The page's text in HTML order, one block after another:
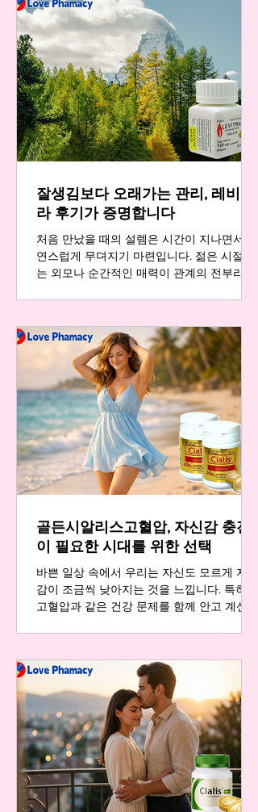
가 들어가면서 느껴지는 예전 같지 않은 활력
저하와 연인과의 관계에서의 작은 변화는, 사
실 우리 몸이 보내는 중요한 신호입니다. 오
늘은 많은 분들이 피곤함으로 치부하며 웃어
넘겼던 그 신호에 대해 진솔하게 이야기해 보
려 합니다. 고독보다 깊은 침묵, 자존감의 조
용한 이탈 처음에는 단순한 피로감으로 여겼
던 증상이 시간이 지나면서 연인이나 배우자
와의 관계에서 예전 같지 않은 스테미나와 정
력으로 다가옵니다. 부부 또는 연인 사이의
사랑과 신뢰를 확인하는 중요한 대화의 장입
니다. 그런데 이 소중한 순간마다 자신감이
잘생김보다 오래가는 관리, 레비트
라 후기가 증명합니다
처음 만났을 때의 설렘은 시간이 지나면서 자
연스럽게 무뎌지기 마련입니다. 젊은 시절에
는 외모나 순간적인 매력이 관계의 전부라고
잘생김이 아니라 꾸준한 관리와 서로에 대한
배려라는 사실을 말이죠. 많은 중년 남성분들
이 어느 순간 자신의 몸과 마음이 예전 같지
않아 느끼는 쓸쓸함과 외로움은 생각보다 깊
습니다. 자존감 하락은 자연스럽게 연인관계
에도 영향을 미쳐, 예전처럼 화끈하고 짜릿했
던 순간들이 점점 멀어져 갑니다. 하지만 이
것은 결코 체념해야 할 문제가 아닙니다. 중
요한 것은 지금 이 순간에도 자신을 돌보고
더 나은 내일을 위해 작은 용기를 내는 것입
니다. 많은 분들이 이러한 고민을 해결하는
로 긍정적인 변화를 경험하고 계십니다. 이제
부터 진정한 매력은 얼굴이 아닌, 상대방을
기억해
골든시알리스고혈압, 자신감 충전
이 필요한 시대를 위한 선택
바쁜 일상 속에서 우리는 자신도 모르게 자존
감이 조금씩 낮아지는 것을 느낍니다. 특히
고혈압과 같은 건강 문제를 함께 안고 계신
감도 충전이 필요한 시대에, 건강을 고려한
현명한 선택에 대해 이야기해 보겠습니다. 자
신감도 충전이 필요한 시대입니다 현대 사회
는 우리에게 끊임없이 무언가를 요구합니다.
직장에서의 성과, 인간관계에서의 자신감, 그
리고 연인과의 관계에서의 활력까지. 하지만
때로는 우리 내면의 배터리가 방전된 것처럼
모든 것이 무기력하게 느껴질 때가 있습니다.
특히 발기부전은 남성의 자존감을 가장 직접